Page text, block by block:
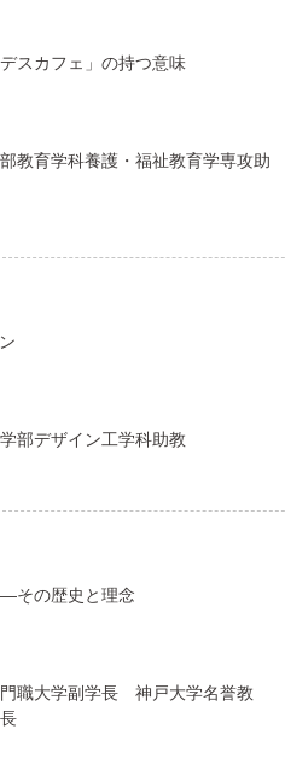
スカフェ」の持つ意味
教育学科養護・福祉教育学専攻助
部デザイン工学科助教
その歴史と理念
職大学副学長 神戸大学名誉教